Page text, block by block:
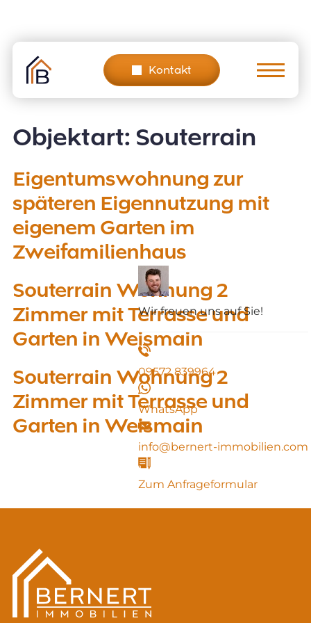
content
Kontakt
Wir freuen uns auf Sie!
09572 839964
WhatsApp
info@bernert-immobilien.com
Zum Anfrageformular
Objektart: Souterrain
Eigentumswohnung zur
späteren Eigennutzung mit
eigenem Garten im
Zweifamilienhaus
Souterrain Wohnung 2
Zimmer mit Terrasse und
Garten in Weismain
Souterrain Wohnung 2
Zimmer mit Terrasse und
Garten in Weismain